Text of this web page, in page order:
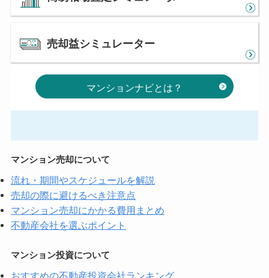
売却益シミュレーター
マンションナビとは？
マンション売却について
流れ・期間やスケジュールを解説
売却の際に避けるべき注意点
マンション売却にかかる費用まとめ
不動産会社を選ぶポイント
マンション投資について
おすすめの不動産投資会社ランキング